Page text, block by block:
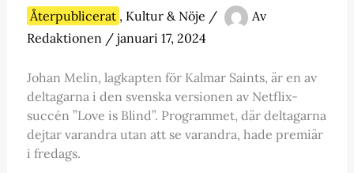
Återpublicerat , Kultur & Nöje /
Av
Redaktionen / januari 17, 2024
Johan Melin, lagkapten för Kalmar Saints, är en av
deltagarna i den svenska versionen av Netflix-
succén ”Love is Blind”. Programmet, där deltagarna
dejtar varandra utan att se varandra, hade premiär
i fredags.